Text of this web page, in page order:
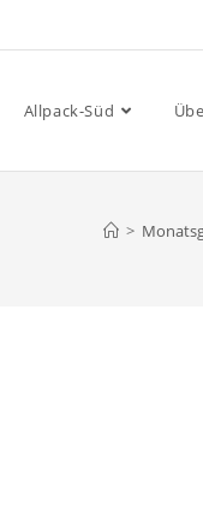
Allpack-Süd
>